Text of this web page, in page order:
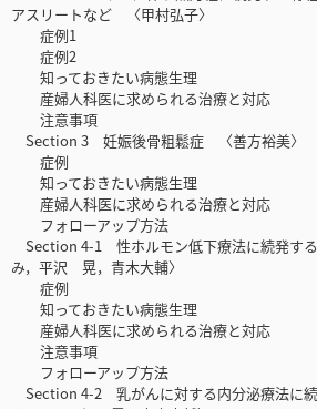
アスリートなど 〈甲村弘子〉
症例1
症例2
知っておきたい病態生理
産婦人科医に求められる治療と対応
注意事項
Section 3 妊娠後骨粗鬆症 〈善方裕美〉
症例
知っておきたい病態生理
産婦人科医に求められる治療と対応
フォローアップ方法
Section 4-1 性ホルモン低下療法に続発す
み，平沢 晃，青木大輔〉
症例
知っておきたい病態生理
産婦人科医に求められる治療と対応
注意事項
フォローアップ方法
Section 4-2 乳がんに対する内分泌療法に